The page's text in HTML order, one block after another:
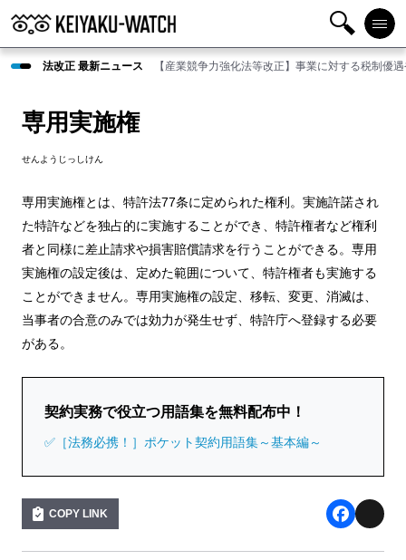
検
索
メニ
ュー
法改正 最新ニュース 【産業競争力強化法等改正】事業に対する税制優
専用実施権
せんようじっしけん
専用実施権とは、特許法77条に定められた権利。実施許諾され
た特許などを独占的に実施することができ、特許権者など権利
者と同様に差止請求や損害賠償請求を行うことができる。専用
実施権の設定後は、定めた範囲について、特許権者も実施する
ことができません。専用実施権の設定、移転、変更、消滅は、
当事者の合意のみでは効力が発生せず、特許庁へ登録する必要
がある。
契約実務で役立つ用語集を無料配布中！
✅［法務必携！］ポケット契約用語集～基本編～
COPY LINK
F X